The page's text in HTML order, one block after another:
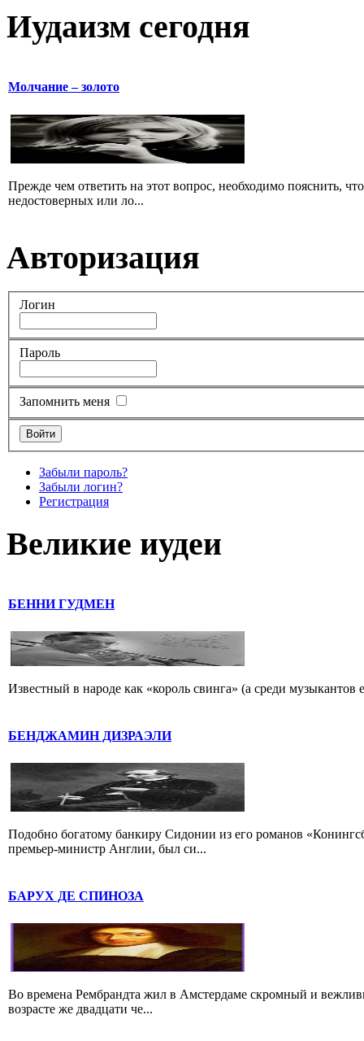
Иудаизм сегодня
Молчание – золото
Прежде чем ответить на этот вопрос, необходимо пояснить,
недостоверных или ло...
Авторизация
Логин
Пароль
Запомнить меня
Забыли пароль?
Забыли логин?
Регистрация
Великие иудеи
БЕННИ ГУДМЕН
Известный в народе как «король свинга» (а среди
БЕНДЖАМИН ДИЗРАЭЛИ
Подобно богатому банкиру Сидонии из его романов
премьер-министр Англии, был си...
БАРУХ ДЕ СПИНОЗА
Во времена Рембрандта жил в Амстердаме скромный и
возрасте же двадцати че...